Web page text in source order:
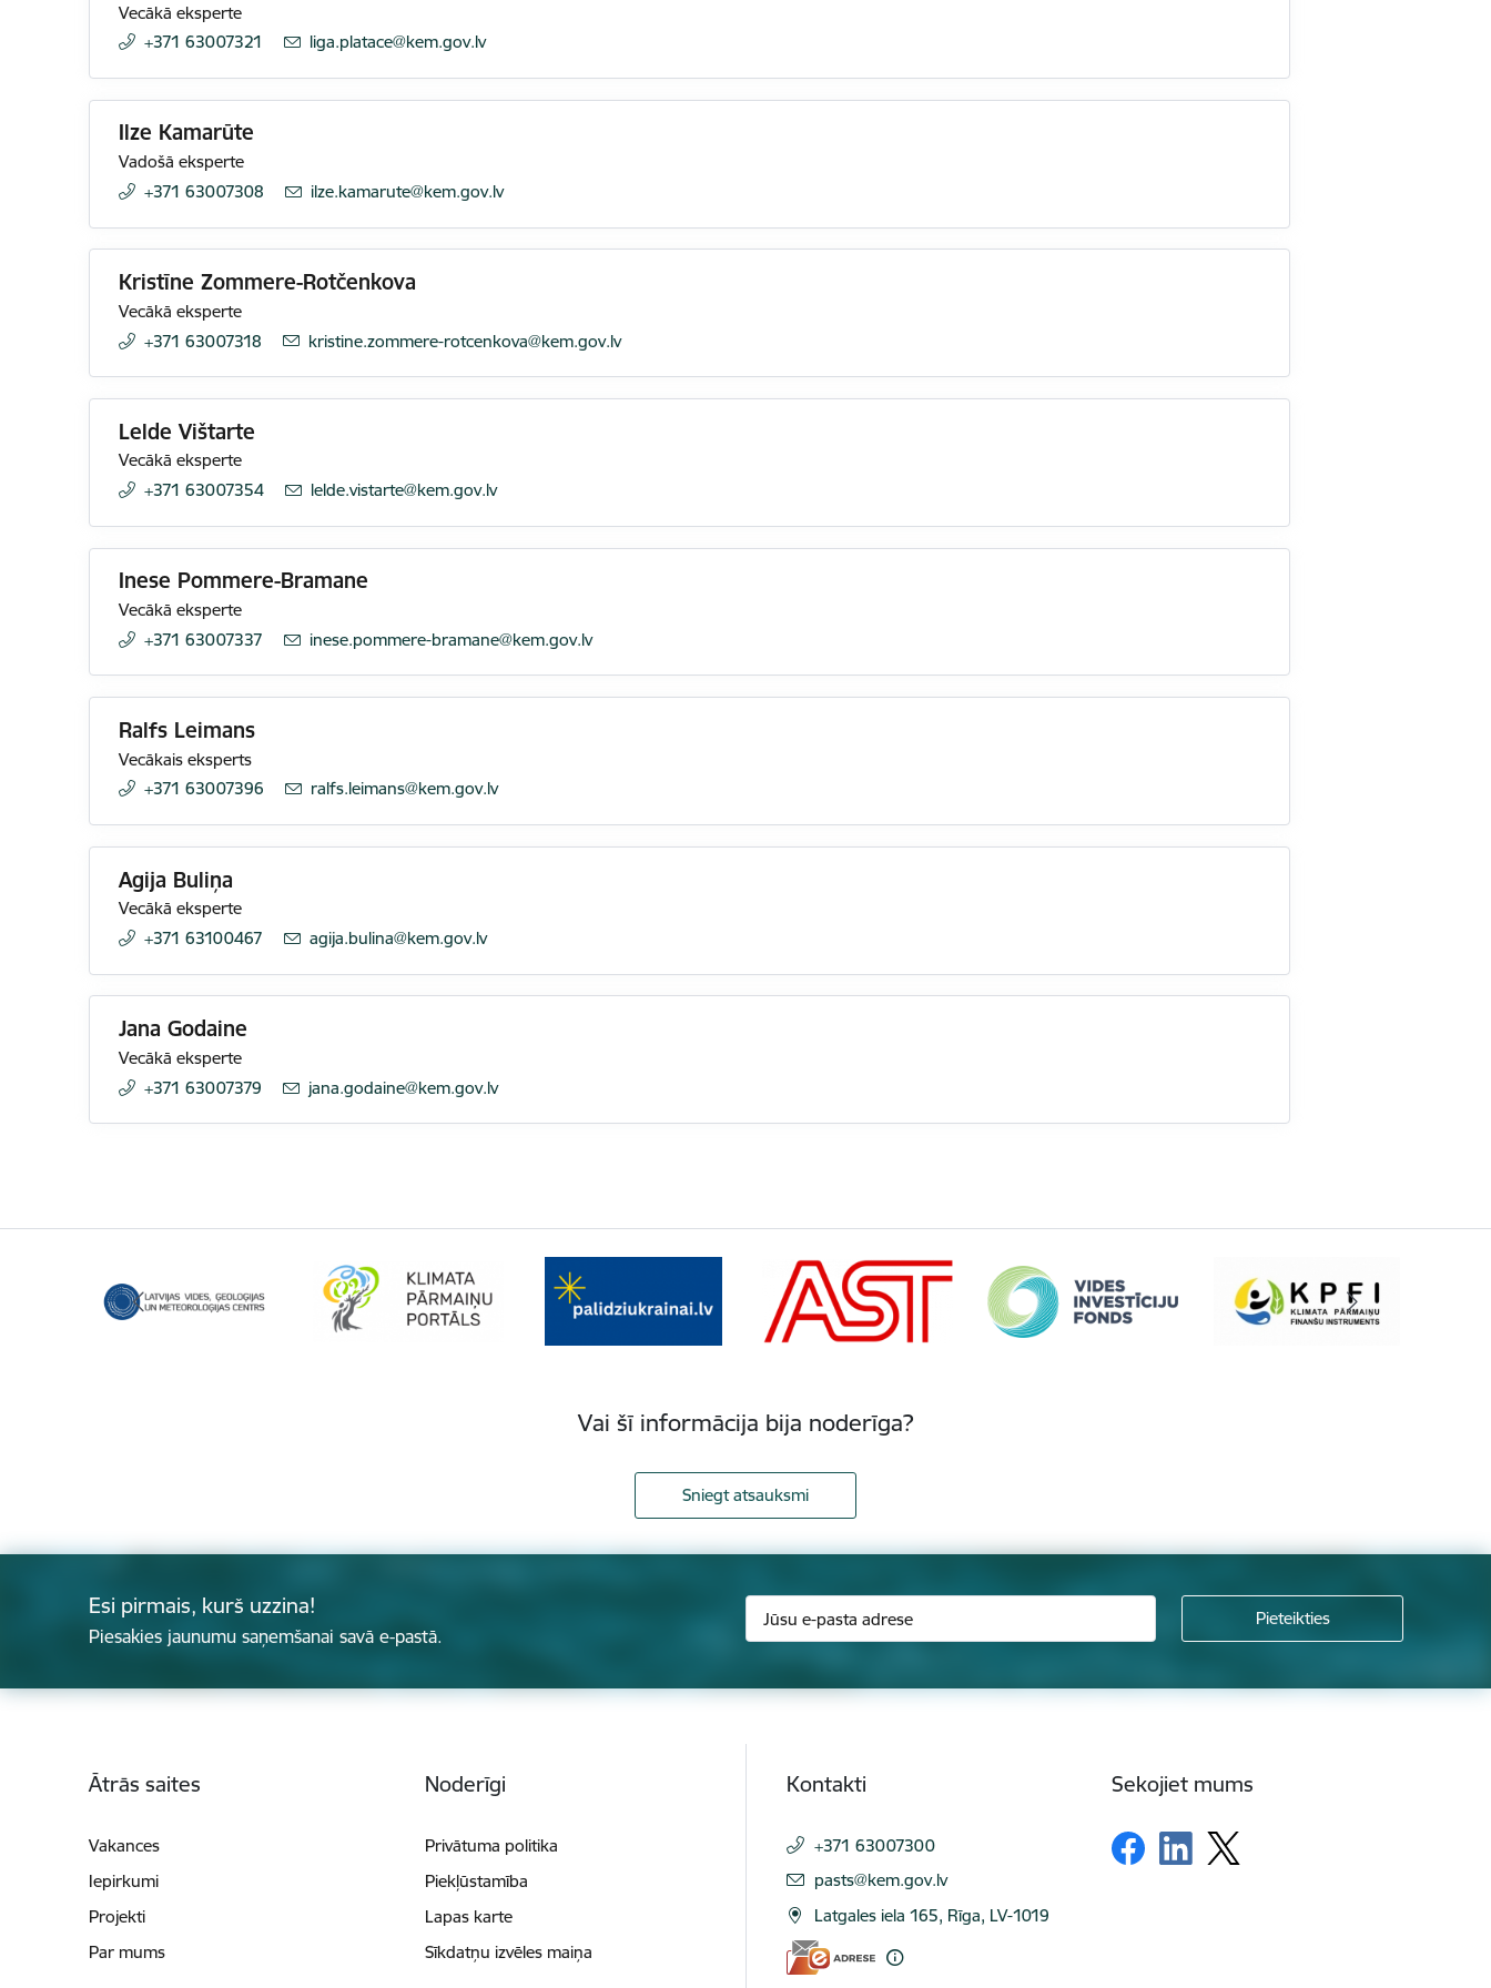
Vecākā eksperte
+371 63007321
E-pasts:
liga.platace@kem.gov.lv
Ilze Kamarūte
Vadošā eksperte
+371 63007308
E-pasts:
ilze.kamarute@kem.gov.lv
Kristīne Zommere-Rotčenkova
Vecākā eksperte
+371 63007318
E-pasts:
kristine.zommere-rotcenkova@kem.gov.lv
Lelde Vištarte
Vecākā eksperte
+371 63007354
E-pasts:
lelde.vistarte@kem.gov.lv
Inese Pommere-Bramane
Vecākā eksperte
+371 63007337
E-pasts:
inese.pommere-bramane@kem.gov.lv
Ralfs Leimans
Vecākais eksperts
+371 63007396
E-pasts:
ralfs.leimans@kem.gov.lv
Agija Buliņa
Vecākā eksperte
+371 63100467
E-pasts:
agija.bulina@kem.gov.lv
Jana Godaine
Vecākā eksperte
+371 63007379
E-pasts:
jana.godaine@kem.gov.lv
Vai šī informācija bija noderīga?
Sniegt atsauksmi
Esi pirmais, kurš uzzina!
Piesakies jaunumu saņemšanai savā e-pastā.
Ātrās saites
Vakances
Iepirkumi
Projekti
Par mums
Noderīgi
Privātuma politika
Piekļūstamība
Lapas karte
Sīkdatņu izvēles maiņa
Kontakti
+371 63007300
E-pasts:
pasts@kem.gov.lv
Latgales iela 165, Rīga, LV-1019
Sekojiet mums